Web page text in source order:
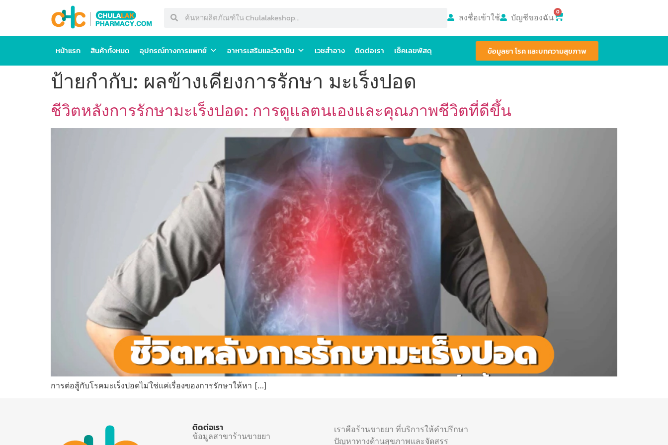
ลงชื่อเข้าใช้ บัญชีของฉัน 0
หน้าแรก สินค้าทั้งหมด อุปกรณ์ทางการแพทย์ อาหารเสริมและวิตามิน เวชสำอาง ติดต่อเรา เช็คเลขพัสดุ ข้อมูลยา โรค และบทความสุขภาพ
ป้ายกำกับ: ผลข้างเคียงการรักษา มะเร็งปอด
ชีวิตหลังการรักษามะเร็งปอด: การดูแลตนเองและคุณภาพชีวิตที่ดีขึ้น
การต่อสู้กับโรคมะเร็งปอดไม่ใช่แค่เรื่องของการรักษาให้หา […]
ติดต่อเรา
ข้อมูลสาขาร้านขายยา
เราคือร้านขายยา ที่บริการให้คำปรึกษา
ปัญหาทางด้านสุขภาพและจัดสรร